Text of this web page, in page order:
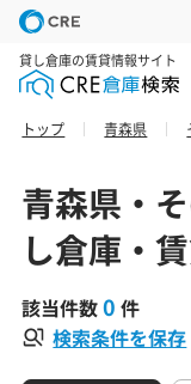
貸し倉庫の賃貸情報サイト
トップ 青森県
青森県・
し倉庫・
該当件数0 件
検索条件を保存